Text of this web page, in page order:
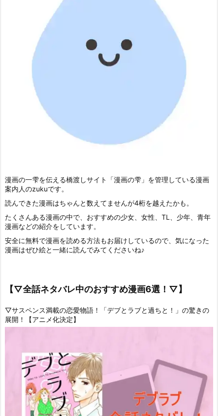
漫画の一雫を伝える橋渡しサイト「漫画の雫」を管理している漫画
案内人のzukuです。
読んできた漫画はちゃんと数えてませんが4桁を越えたかも。
たくさんある漫画の中で、おすすめの少女、女性、TL、少年、青年
漫画などの紹介をしています。
安全に無料で漫画を読める方法もお届けしているので、気になった
漫画はぜひ絵と一緒に読んでみてくださいね♪
【▽全話ネタバレ中のおすすめ漫画6選！▽】
▽サスペンス満載の恋愛物語！「デブとラブと過ちと！」の驚きの
展開！【アニメ化決定】